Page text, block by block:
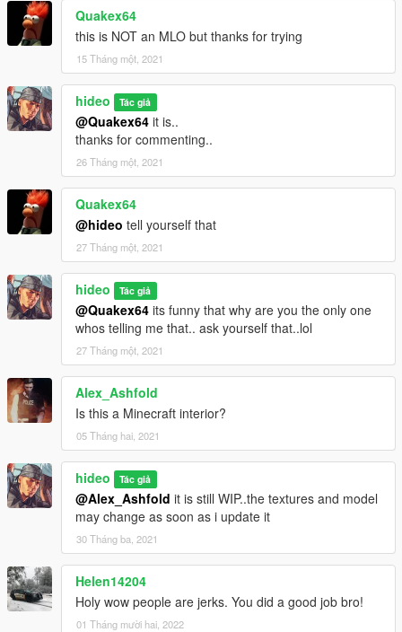
dlcpacks:\gsco_building\
Quakex64
this is NOT an MLO but thanks for trying
15 Tháng một, 2021
hideo Tác giả
@Quakex64 it is..
thanks for commenting..
26 Tháng một, 2021
Quakex64
@hideo tell yourself that
27 Tháng một, 2021
hideo Tác giả
@Quakex64 its funny that why are you the only one
whos telling me that.. ask yourself that..lol
27 Tháng một, 2021
Alex_Ashfold
Is this a Minecraft interior?
05 Tháng hai, 2021
hideo Tác giả
@Alex_Ashfold it is still WIP..the textures and model
may change as soon as i update it
30 Tháng ba, 2021
Helen14204
Holy wow people are jerks. You did a good job bro!
01 Tháng mười hai, 2022